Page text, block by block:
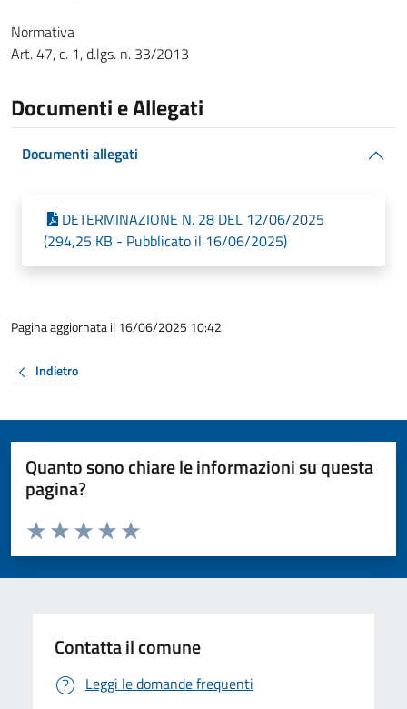
Normativa
Art. 47, c. 1, d.lgs. n. 33/2013
Documenti e Allegati
Documenti allegati
DETERMINAZIONE N. 28 DEL 12/06/2025
(294,25 KB - Pubblicato il 16/06/2025)
Pagina aggiornata il 16/06/2025 10:42
Indietro
Quanto sono chiare le informazioni su questa
pagina?
Valuta da 1 a 5 stelle la pagina
Valuta 5 stelle su 5
Valuta 4 stelle su 5
Valuta 3 stelle su 5
Valuta 2 stelle su 5
Valuta 1 stelle su 5
Contatta il comune
Leggi le domande frequenti